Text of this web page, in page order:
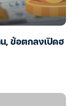
, ข้อตกลงเปิดฮ